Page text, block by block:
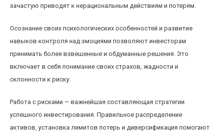
зачастую приводят к нерациональным действиям и потерям.
Осознание своих психологических особенностей и развитие
навыков контроля над эмоциями позволяют инвесторам
принимать более взвешенные и обдуманные решения. Это
включает в себя понимание своих страхов, жадности и
склонности к риску.
Работа с рисками — важнейшая составляющая стратегии
успешного инвестирования. Правильное распределение
активов, установка лимитов потерь и диверсификация помогают